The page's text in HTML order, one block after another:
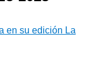
en su edición La